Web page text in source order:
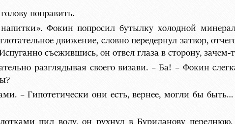
поправить.
Фокин попросил бутылку холодной
движение, словно передернул затвор,
съежившись, он отвел глаза в сторону, зачем-
разглядывая своего визави. – Ба! – Фокин
– Гипотетически они есть, вернее, могли бы быть…